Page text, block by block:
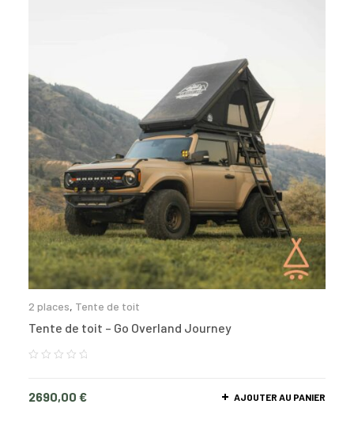
2 places, Tente de toit
Tente de toit – Go Overland Journey
2690,00 € AJOUTER AU PANIER